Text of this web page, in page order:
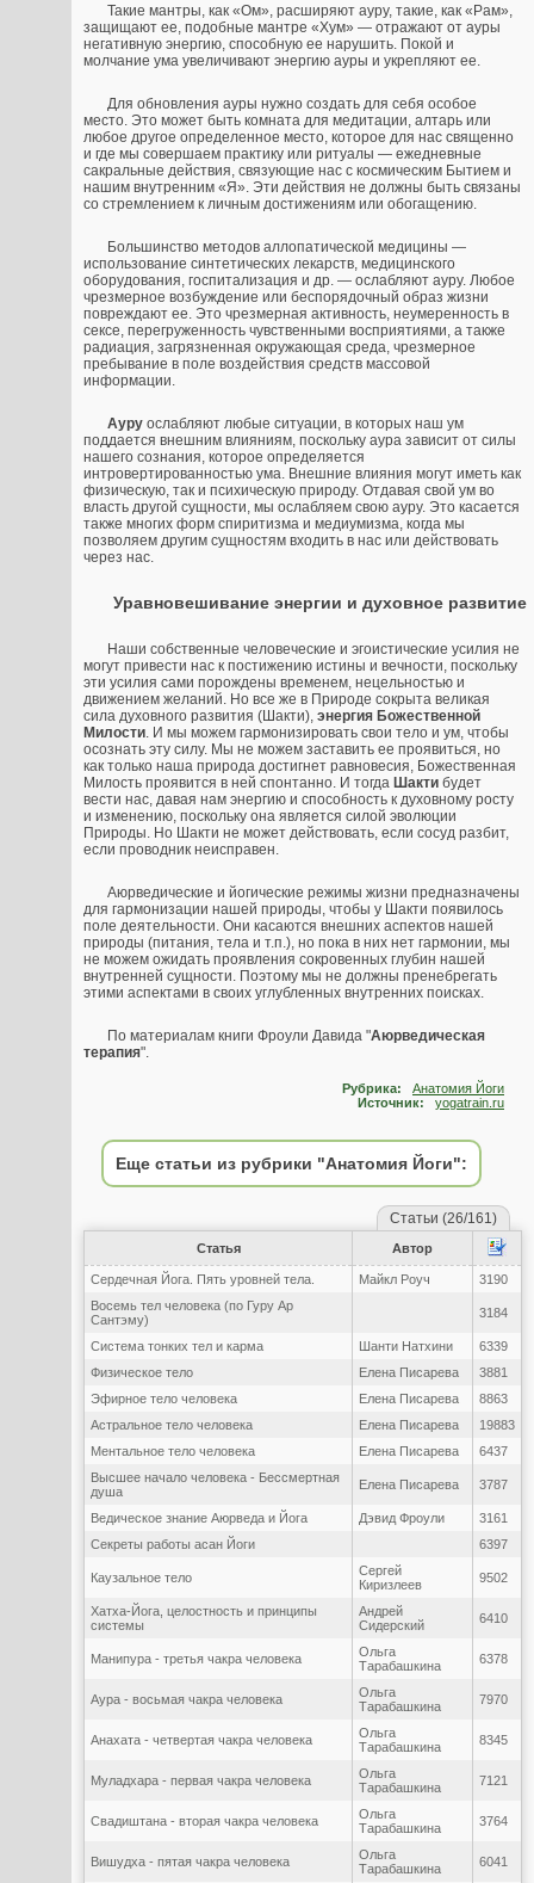
Такие мантры, как «Ом», расширяют ауру, такие, как «Рам»,
защищают ее, подобные мантре «Хум» — отражают от ауры
негативную энергию, способную ее нарушить. Покой и
молчание ума увеличивают энергию ауры и укрепляют ее.
Для обновления ауры нужно создать для себя особое
место. Это может быть комната для медитации, алтарь или
любое другое определенное место, которое для нас священно
и где мы совершаем практику или ритуалы — ежедневные
сакральные действия, связующие нас с космическим Бытием и
нашим внутренним «Я». Эти действия не должны быть связаны
со стремлением к личным достижениям или обогащению.
Большинство методов аллопатической медицины —
использование синтетических лекарств, медицинского
оборудования, госпитализация и др. — ослабляют ауру. Любое
чрезмерное возбуждение или беспорядочный образ жизни
повреждают ее. Это чрезмерная активность, неумеренность в
сексе, перегруженность чувственными восприятиями, а также
радиация, загрязненная окружающая среда, чрезмерное
пребывание в поле воздействия средств массовой
информации.
Ауру ослабляют любые ситуации, в которых наш ум
поддается внешним влияниям, поскольку аура зависит от силы
нашего сознания, которое определяется
интровертированностью ума. Внешние влияния могут иметь как
физическую, так и психическую природу. Отдавая свой ум во
власть другой сущности, мы ослабляем свою ауру. Это касается
также многих форм спиритизма и медиумизма, когда мы
позволяем другим сущностям входить в нас или действовать
через нас.
Уравновешивание энергии и духовное развитие
Наши собственные человеческие и эгоистические усилия не
могут привести нас к постижению истины и вечности, поскольку
эти усилия сами порождены временем, нецельностью и
движением желаний. Но все же в Природе сокрыта великая
сила духовного развития (Шакти), энергия Божественной
Милости . И мы можем гармонизировать свои тело и ум, чтобы
осознать эту силу. Мы не можем заставить ее проявиться, но
как только наша природа достигнет равновесия, Божественная
Милость проявится в ней спонтанно. И тогда Шакти будет
вести нас, давая нам энергию и способность к духовному росту
и изменению, поскольку она является силой эволюции
Природы. Но Шакти не может действовать, если сосуд разбит,
если проводник неисправен.
Аюрведические и йогические режимы жизни предназначены
для гармонизации нашей природы, чтобы у Шакти появилось
поле деятельности. Они касаются внешних аспектов нашей
природы (питания, тела и т.п.), но пока в них нет гармонии, мы
не можем ожидать проявления сокровенных глубин нашей
внутренней сущности. Поэтому мы не должны пренебрегать
этими аспектами в своих углубленных внутренних поисках.
По материалам книги Фроули Давида "Аюрведическая
терапия".
Рубрика: Анатомия Йоги
Источник: yogatrain.ru
Еще статьи из рубрики "Анатомия Йоги":
Статьи (26/161)
Статья Автор
Сердечная Йога. Пять уровней тела. Майкл Роуч
3190
Восемь тел человека (по Гуру Ар
Сантэму)
3184
Система тонких тел и карма Шанти Натхини
6339
Физическое тело
Елена Писарева
3881
Эфирное тело человека
Елена Писарева
8863
Астральное тело человека
Елена Писарева
19883
Ментальное тело человека
Елена Писарева
6437
Высшее начало человека - Бессмертная
душа
Елена Писарева 3787
Ведическое знание Аюрведа и Йога Дэвид Фроули
3161
Секреты работы асан Йоги
6397
Каузальное тело
Сергей
Киризлеев
9502
Хатха-Йога, целостность и принципы
системы
Андрей
Сидерский
6410
Манипура - третья чакра человека
Ольга
Тарабашкина
6378
Аура - восьмая чакра человека
Ольга
Тарабашкина
7970
Анахата - четвертая чакра человека
Ольга
Тарабашкина
8345
Муладхара - первая чакра человека
Ольга
Тарабашкина
7121
Свадиштана - вторая чакра человека
Ольга
Тарабашкина
3764
Вишудха - пятая чакра человека
Ольга
Тарабашкина
6041